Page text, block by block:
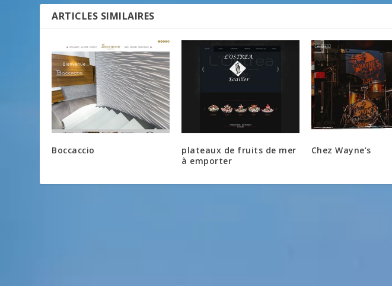
ARTICLES SIMILAIRES
Boccaccio
plateaux de fruits de mer
à emporter
Chez Wayne’s